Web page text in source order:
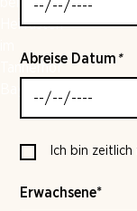
Abreise Datum*
Ich bin
Erwachsene*